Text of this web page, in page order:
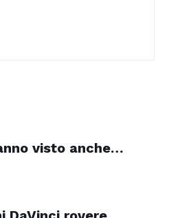
visto anche…